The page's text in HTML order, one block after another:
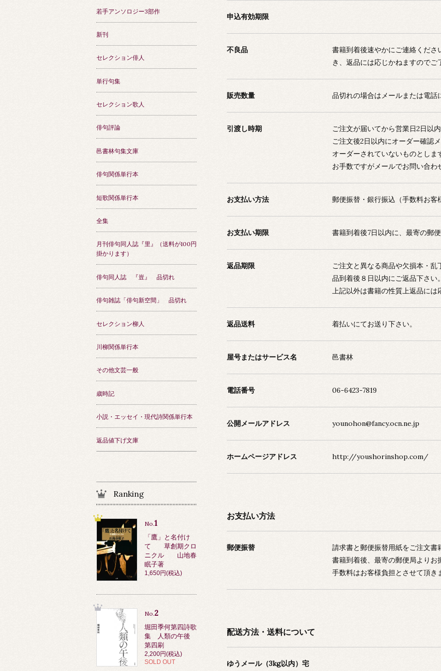
申込有効期限
不良品
書籍到着後速やかにご連絡くだ
き、返品には応じかねますのでご
販売数量 品切れの場合はメールまたは電話
引渡し時期
ご注文が届いてから営業日2日以内
ご注文後2日以内にオーダー確認
オーダーされていないものとしま
お手数ですがメールでお問い合わ
お支払い方法 郵便振替・銀行振込（手数料お客
お支払い期限 書籍到着後7日以内に、最寄の郵
返品期限
ご注文と異なる商品や欠損本・
品到着後８日以内にご返品下さい。
上記以外は書籍の性質上返品には
返品送料 着払いにてお送り下さい。
屋号またはサービス名 邑書林
電話番号 06-6423-7819
公開メールアドレス younohon@fancy.ocn.ne.jp
ホームページアドレス http://youshorinshop.com/
お支払い方法
郵便振替
請求書と郵便振替用紙をご注文書
書籍到着後、最寄の郵便局よりお
手数料はお客様負担とさせて頂き
配送方法・送料について
ゆうメール（3kg以内）宅
若手アンソロジー3部作
新刊
セレクション俳人
単行句集
セレクション歌人
俳句評論
邑書林句集文庫
俳句関係単行本
短歌関係単行本
全集
月刊俳句同人誌『里』（送料が100円
掛かります）
俳句同人誌 『豈』 品切れ
俳句雑誌「俳句新空間」 品切れ
セレクション柳人
川柳関係単行本
その他文芸一般
歳時記
小説・エッセイ・現代詩関係単行本
返品値下げ文庫
Ranking
No.1
「鷹」と名付け
て 草創期クロ
ニクル 山地春
眠子著
1,650円(税込)
No.2
堀田季何第四詩歌
集 人類の午後
第四刷
2,200円(税込)
SOLD OUT